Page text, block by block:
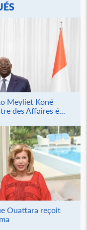
Meyliet Koné
des Affaires é...
Ouattara reçoit